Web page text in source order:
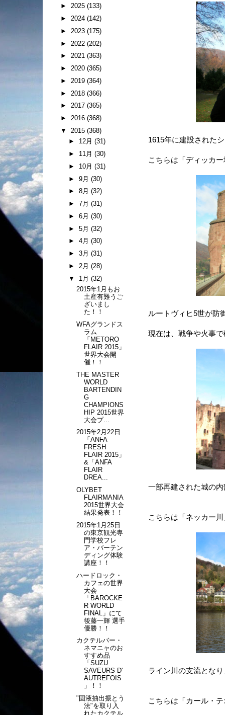
1615年に建設された
こちらは「ディッカ
ルートヴィヒ5世が防
現在は、戦争や火事
一部再建された城の
こちらは「ネッカー
ライン川の支流とな
こちらは「カール・
► 2025 (133)
► 2024 (142)
► 2023 (175)
► 2022 (202)
► 2021 (363)
► 2020 (365)
► 2019 (364)
► 2018 (366)
► 2017 (365)
► 2016 (368)
▼ 2015 (368)
► 12月 (31)
► 11月 (30)
► 10月 (31)
► 9月 (30)
► 8月 (32)
► 7月 (31)
► 6月 (30)
► 5月 (32)
► 4月 (30)
► 3月 (31)
► 2月 (28)
▼ 1月 (32)
2015年1月もお
土産有難うご
ざいまし
た！！
WFAグランドス
ラム
「METORO
FLAIR 2015」
世界大会開
催！！
THE MASTER
WORLD
BARTENDIN
G
CHAMPIONS
HIP 2015世界
大会プ...
2015年2月22日
「ANFA
FRESH
FLAIR 2015」
&「ANFA
FLAIR
DREA...
OLYBET
FLAIRMANIA
2015世界大会
結果発表！！
2015年1月25日
の東京観光専
門学校フレ
ア・バーテン
ディング体験
講座！！
ハードロック・
カフェの世界
大会
「BAROCKE
R WORLD
FINAL」にて
後藤一輝 選手
優勝！！
カクテルバー・
ネマニャのお
すすめ品
「SUZU
SAVEURS D'
AUTREFOIS
」！！
"固液抽出振とう
法"を取り入
れたカクテル